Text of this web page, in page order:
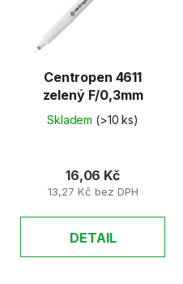
Centropen 4611
zelený F/0,3mm
Skladem (>10 ks)
13,27 Kč bez DPH
16,06 Kč
DETAIL